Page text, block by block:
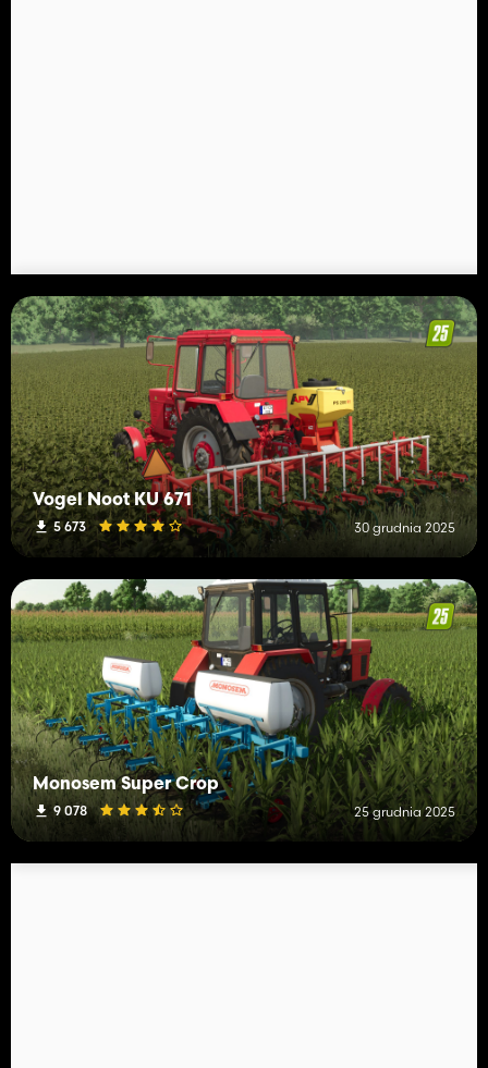
Vogel Noot KU 671
5 673 30 grudnia 2025
Monosem Super Crop
9 078 25 grudnia 2025